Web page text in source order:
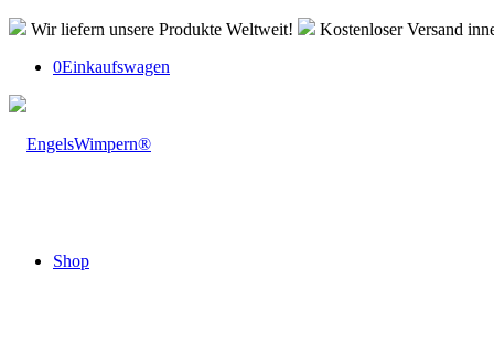
Wir liefern unsere Produkte Weltweit!
Kostenloser Versand
0Einkaufswagen
Shop